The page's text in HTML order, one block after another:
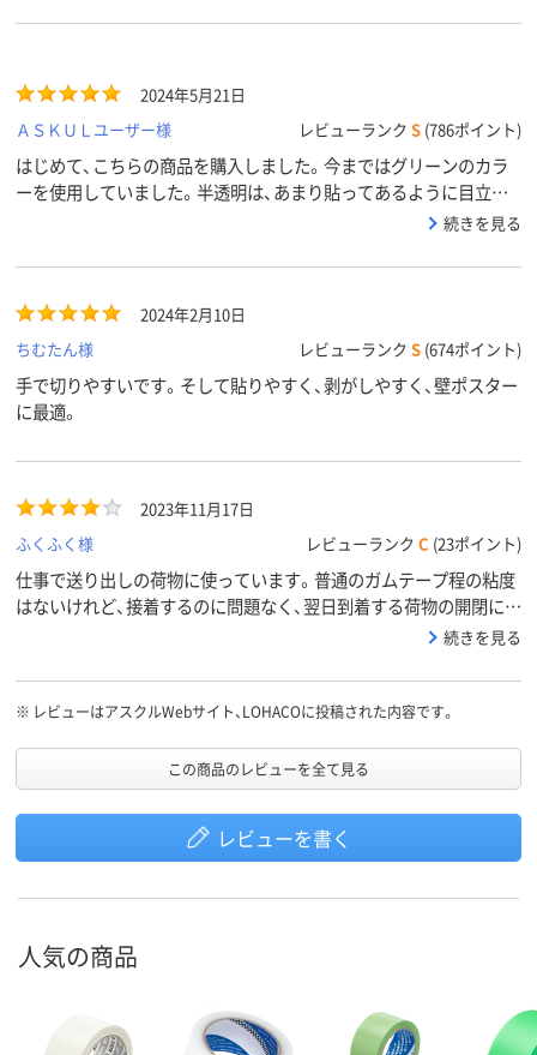
2024年5月21日
ＡＳＫＵＬユーザー様
レビューランク S (786ポイント)
はじめて、こちらの商品を購入しました。今まではグリーンのカラ
ーを使用していました。半透明は、あまり貼ってあるように目立た
ないので、気に入りました。巻の長さも大容量で、すぐ無くなる事も
続きを見る
2024年2月10日
ちむたん様
レビューランク S (674ポイント)
手で切りやすいです。そして貼りやすく、剥がしやすく、壁ポスター
に最適。
2023年11月17日
ふくふく様
レビューランク C (23ポイント)
仕事で送り出しの荷物に使っています。普通のガムテープ程の粘度
はないけれど、接着するのに問題なく、翌日到着する荷物の開閉に
も、袋や箱がボロボロになることなく、使いまわす事が出来て便利で
続きを見る
※ レビューはアスクルWebサイト、LOHACOに投稿された内容です。
この商品のレビューを全て見る
レビューを書く
人気の商品